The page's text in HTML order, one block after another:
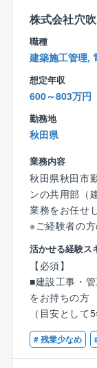
【同ポジショ
■ご経験を活か
年間休日129
間、フレック
がら業務に取
で長期的就業
■安定基盤で安
業界トップの
オリックスグ
【事業基盤】
株式会社大京
（サーパスマ
持管理業を全
績を着実に伸
【事業概要】
グループで展
め、分譲マン
してマンショ
り、資産価値
す。
株式会社穴
職種
建築施工管理,
想定年収
600～803万円
勤務地
秋田県
業務内容
秋田県秋田市
ンの共用部（
業務をお任せ
※ご経験者の
【具体的な業
■工事提案：
工事提案(工事
います。
■工事施工管
工事業者への
■見積書作成
活かせる経験ス
【必須】
■建設工事・
をお持ちの方
（目安として5
■普通自動車
【歓迎】
# 残業少なめ